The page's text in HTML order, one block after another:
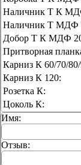
Наличник Т К
Наличник Т МДФ
Добор Т К МДФ
Притворная
Карниз К 60/70/
Карниз К 120:
Розетка К:
Цоколь К:
Имя:
Отзыв: